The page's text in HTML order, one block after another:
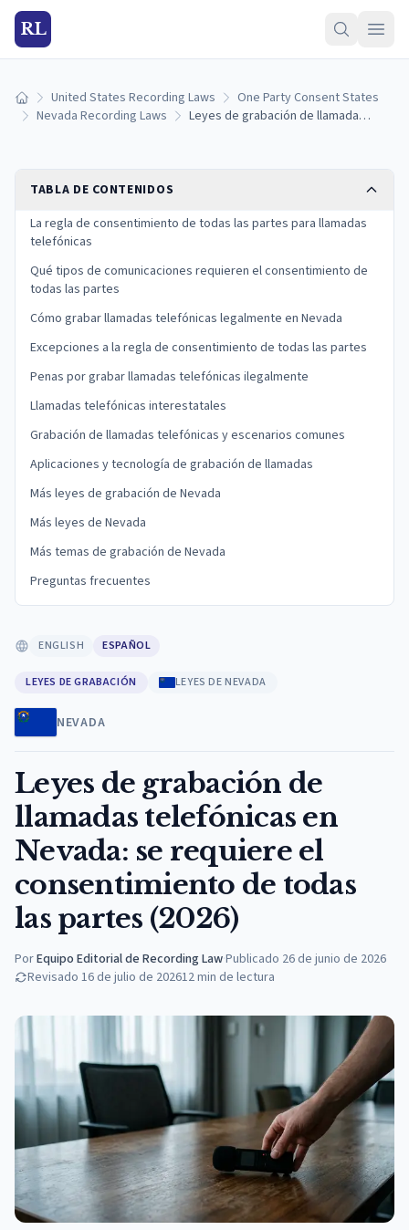
RL
Inicio United States Recording Laws
One Party Consent States
Nevada Recording Laws
Leyes de grabación de llamadas telefónicas en Nevada: se requiere el consentimiento de todas las partes (2026)
TABLA DE CONTENIDOS
La regla de consentimiento de todas las partes para llamadas
telefónicas
Qué tipos de comunicaciones requieren el consentimiento de
todas las partes
Cómo grabar llamadas telefónicas legalmente en Nevada
Excepciones a la regla de consentimiento de todas las partes
Penas por grabar llamadas telefónicas ilegalmente
Llamadas telefónicas interestatales
Grabación de llamadas telefónicas y escenarios comunes
Aplicaciones y tecnología de grabación de llamadas
Más leyes de grabación de Nevada
Más leyes de Nevada
Más temas de grabación de Nevada
Preguntas frecuentes
ENGLISH ESPAÑOL
LEYES DE GRABACIÓN LEYES DE NEVADA
NEVADA
Leyes de grabación de
llamadas telefónicas en
Nevada: se requiere el
consentimiento de todas
las partes (2026)
PorEquipo Editorial de Recording Law·Publicado 26 de junio de 2026
Revisado 16 de julio de 202612min de lectura